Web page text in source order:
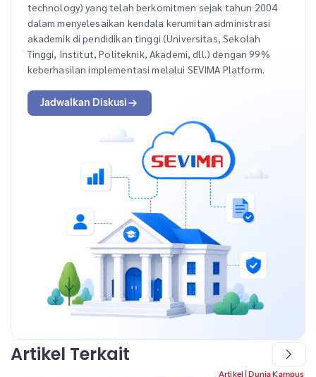
technology) yang telah berkomitmen sejak tahun 2004
dalam menyelesaikan kendala kerumitan administrasi
akademik di pendidikan tinggi (Universitas, Sekolah
Tinggi, Institut, Politeknik, Akademi, dll.) dengan 99%
keberhasilan implementasi melalui SEVIMA Platform.
Jadwalkan Diskusi
Artikel Terkait
Artikel |Dunia Kampus